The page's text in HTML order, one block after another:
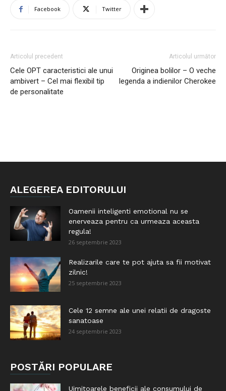
Facebook Twitter
Articolul precedent
Cele OPT caracteristici ale unui
ambivert – Cel mai flexibil tip
de personalitate
Articolul următor
Originea bolilor – O veche
legenda a indienilor Cherokee
ALEGEREA EDITORULUI
Oamenii inteligenti emotional nu se
enerveaza pentru ca urmeaza aceasta
regula!
26 septembrie 2023
Realizarile care te pot ajuta sa fii motivat
zilnic!
25 septembrie 2023
Cele 12 semne ale unei relatii de dragoste
sanatoase
24 septembrie 2023
POSTĂRI POPULARE
Uimitoarele beneficii ale consumului de